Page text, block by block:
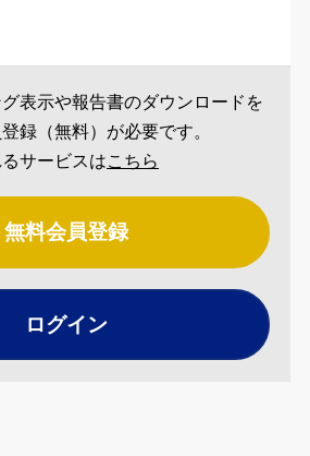
表示や報告書のダウンロードを
録（無料）が必要です。
サービスはこちら
無料会員登録
ログイン